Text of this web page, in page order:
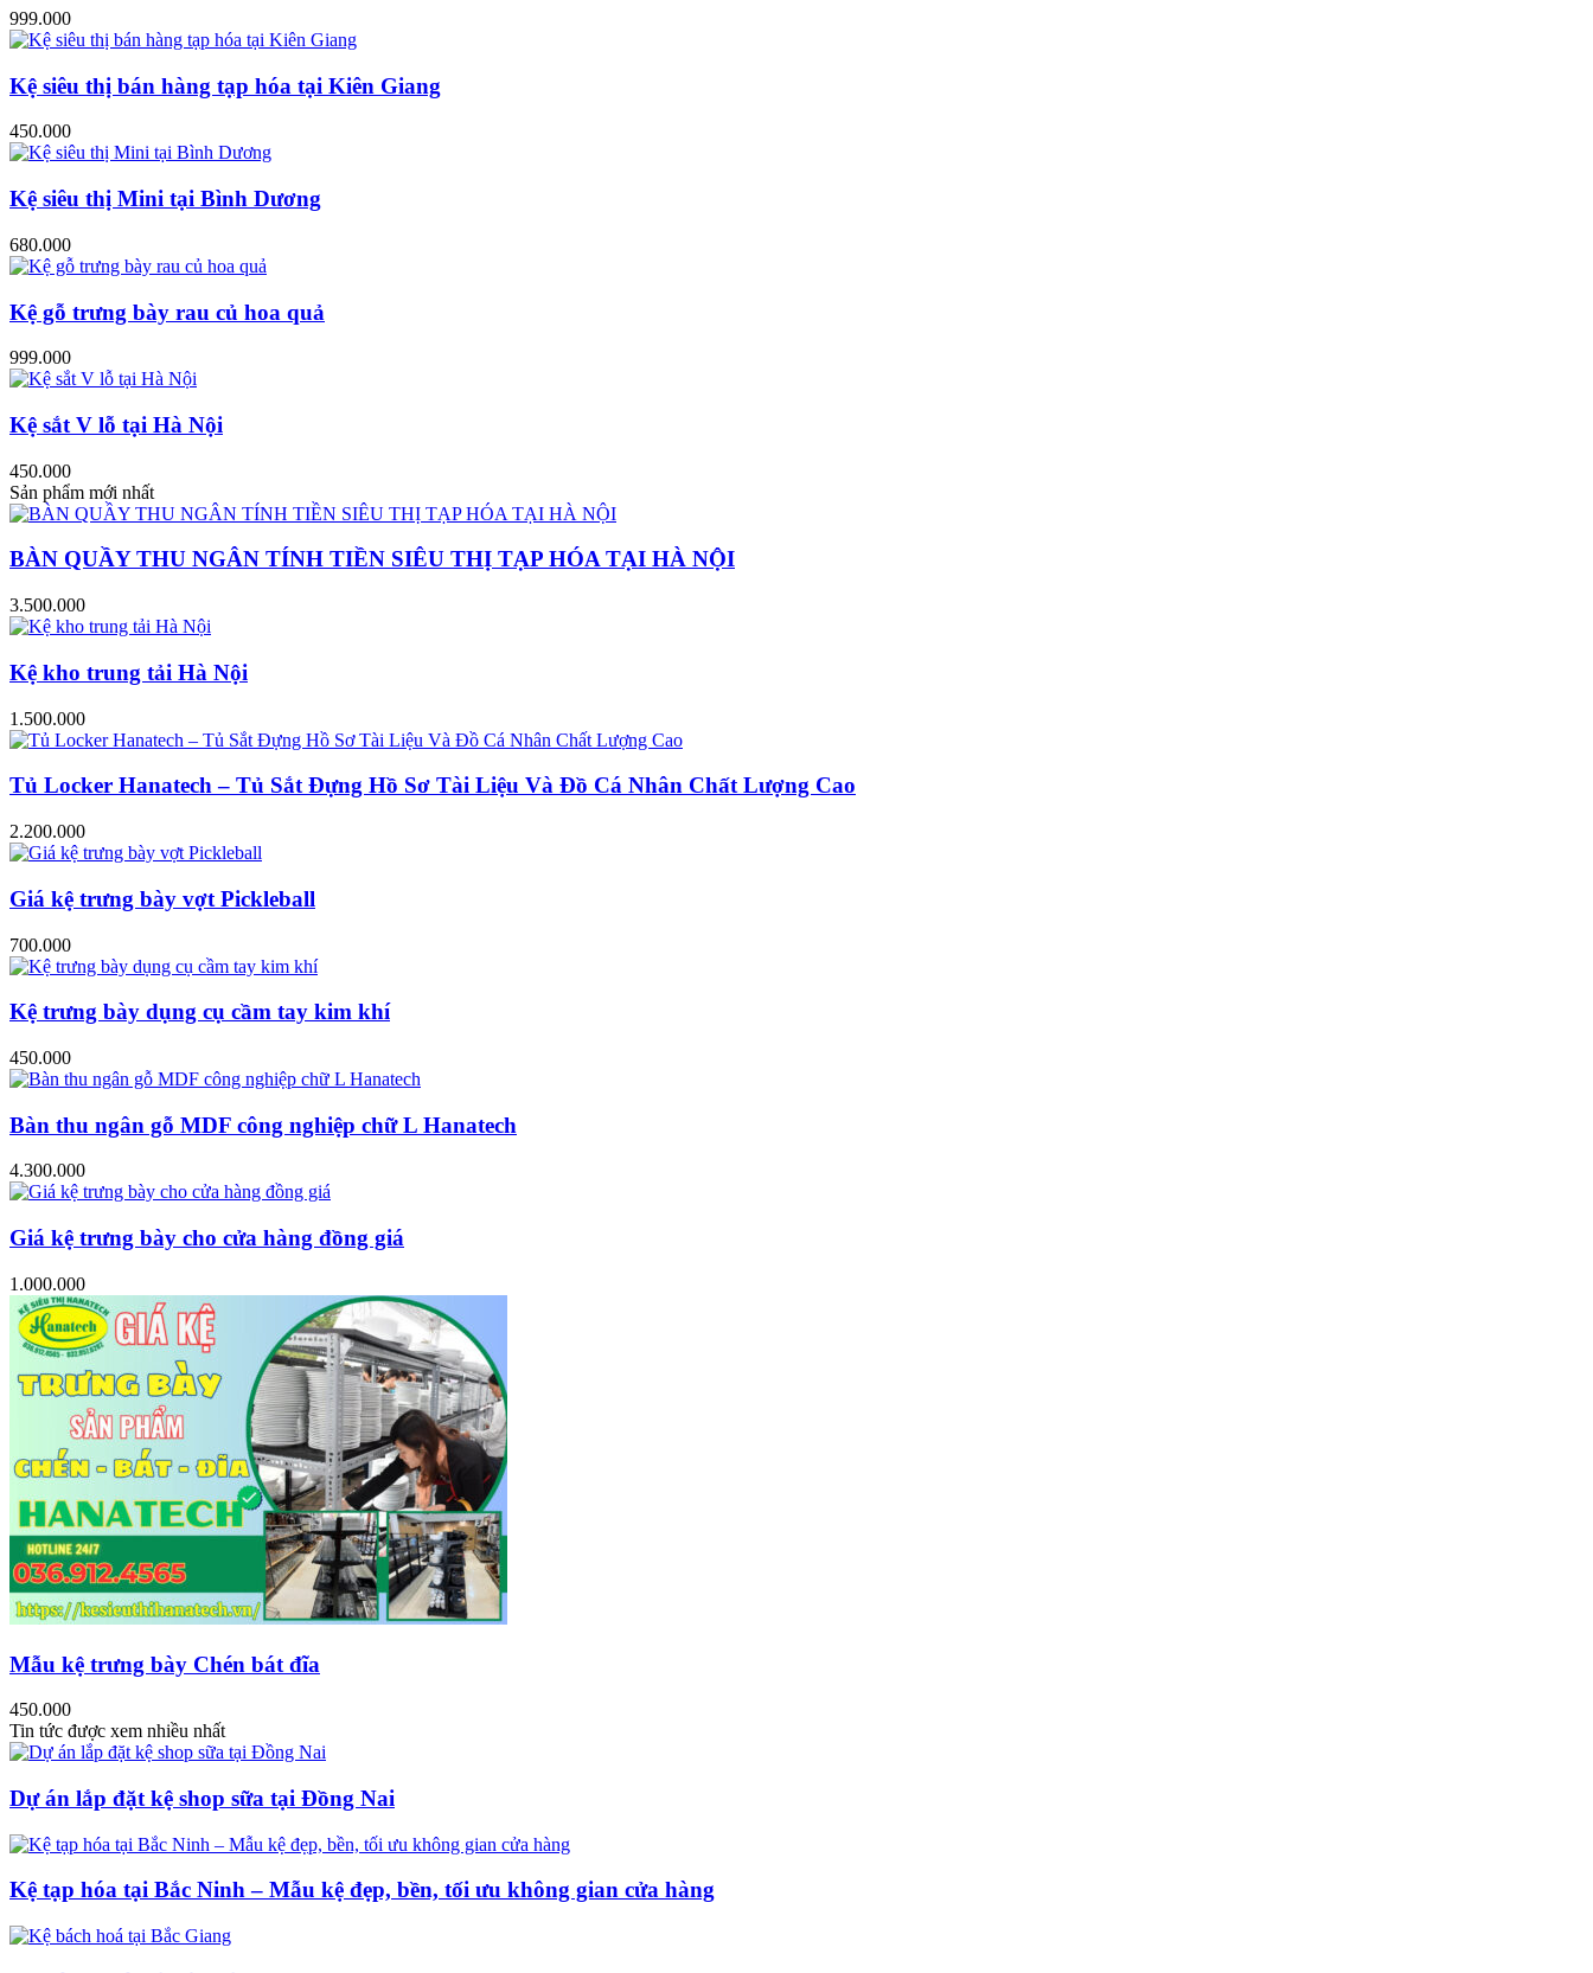
999.000
Kệ siêu thị bán hàng tạp hóa tại Kiên Giang
450.000
Kệ siêu thị Mini tại Bình Dương
680.000
Kệ gỗ trưng bày rau củ hoa quả
999.000
Kệ sắt V lỗ tại Hà Nội
450.000
Sản phẩm mới nhất
BÀN QUẦY THU NGÂN TÍNH TIỀN SIÊU THỊ TẠP HÓA TẠI HÀ NỘI
3.500.000
Kệ kho trung tải Hà Nội
1.500.000
Tủ Locker Hanatech – Tủ Sắt Đựng Hồ Sơ Tài Liệu Và Đồ Cá Nhân Chất Lượng Cao
2.200.000
Giá kệ trưng bày vợt Pickleball
700.000
Kệ trưng bày dụng cụ cầm tay kim khí
450.000
Bàn thu ngân gỗ MDF công nghiệp chữ L Hanatech
4.300.000
Giá kệ trưng bày cho cửa hàng đồng giá
1.000.000
Mẫu kệ trưng bày Chén bát đĩa
450.000
Tin tức được xem nhiều nhất
Dự án lắp đặt kệ shop sữa tại Đồng Nai
Kệ tạp hóa tại Bắc Ninh – Mẫu kệ đẹp, bền, tối ưu không gian cửa hàng